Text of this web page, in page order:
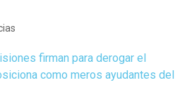
firman para derogar el
como meros ayudantes del